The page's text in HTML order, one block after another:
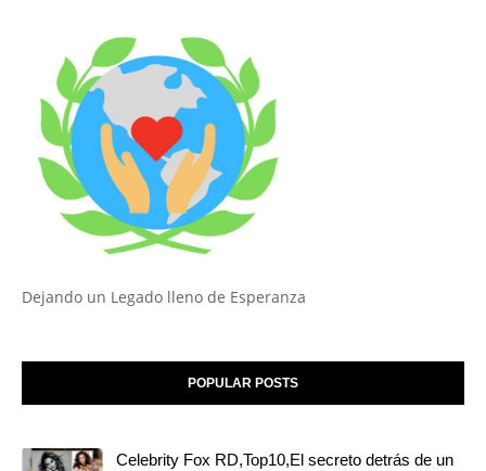
Dejando un Legado lleno de Esperanza
POPULAR POSTS
Celebrity Fox RD,Top10,El secreto detrás de un